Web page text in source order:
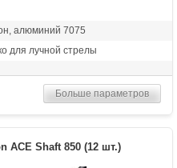
алюминий 7075
для лучной стрелы
Больше параметров
ACE Shaft 850 (12 шт.)